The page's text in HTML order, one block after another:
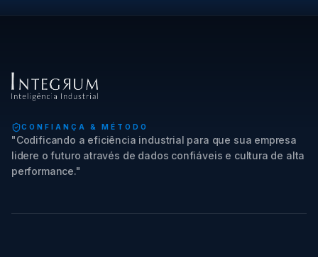
CONFIANÇA & MÉTODO
"Codificando a eficiência industrial para que sua empresa
lidere o futuro através de dados confiáveis e cultura de alta
performance."